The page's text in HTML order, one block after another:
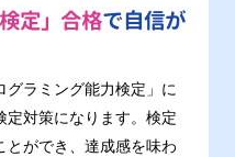
定」合格で自信が
グラミング能力検定」に
定対策になります。検定
とができ、達成感を味わ